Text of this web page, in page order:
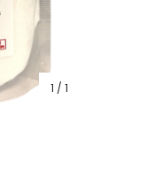
1 / 1